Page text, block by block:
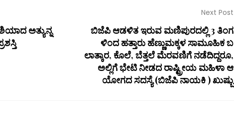
ಅತ್ಯುನ್ನ
Next Post
ಬಿಜೆಪಿ ಆಡಳಿತ ಇರುವ ಮಣಿಪುರದಲ್ಲಿ 3 ತಿಂಗ
ಳಿಂದ ಹತ್ತಾರು ಹೆಣ್ಣುಮಕ್ಕಳ ಸಾಮೂಹಿಕ ಬ
ಲಾತ್ಕಾರ, ಕೊಲೆ, ಬೆತ್ತಲೆ ಮೆರವಣಿಗೆ ನಡೆದಿದ್ದರೂ,
ಅಲ್ಲಿಗೆ ಭೇಟಿ ನೀಡದ ರಾಷ್ಟ್ರೀಯ ಮಹಿಳಾ ಆ
ಯೋಗದ ಸದಸ್ಯೆ (ಬಿಜೆಪಿ ನಾಯಕಿ ) ಖುಷ್ಬು